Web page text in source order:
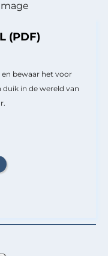
(PDF)
bewaar het voor
in de wereld van